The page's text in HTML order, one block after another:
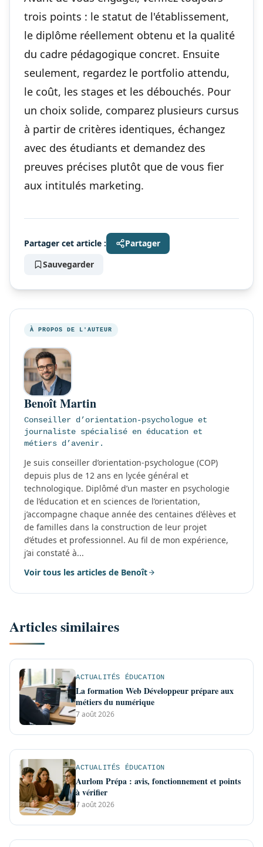
trois points : le statut de l'établissement,
le diplôme réellement obtenu et la qualité
du cadre pédagogique concret. Ensuite
seulement, regardez le portfolio attendu,
le coût, les stages et les débouchés. Pour
un choix solide, comparez plusieurs cursus
à partir de critères identiques, échangez
avec des étudiants et demandez des
preuves précises plutôt que de vous fier
aux intitulés marketing.
Partager cet article :
Partager
Sauvegarder
À PROPOS DE L'AUTEUR
Benoît Martin
Conseiller d’orientation-psychologue et
journaliste spécialisé en éducation et
métiers d’avenir.
Je suis conseiller d’orientation-psychologue (COP)
depuis plus de 12 ans en lycée général et
technologique. Diplômé d’un master en psychologie
de l’éducation et en sciences de l’orientation,
j’accompagne chaque année des centaines d’élèves et
de familles dans la construction de leur projet
d’études et professionnel. Au fil de mon expérience,
j’ai constaté à...
Voir tous les articles de Benoît
Articles similaires
ACTUALITÉS ÉDUCATION
La formation Web Développeur prépare aux
métiers du numérique
7 août 2026
ACTUALITÉS ÉDUCATION
Aurlom Prépa : avis, fonctionnement et points
à vérifier
7 août 2026